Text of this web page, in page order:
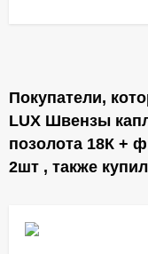
Покупатели,
LUX Швензы
позолота 18К +
2шт , также